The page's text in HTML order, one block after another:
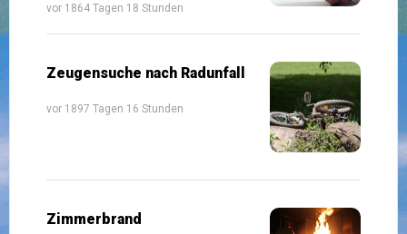
vor 1864 Tagen 18 Stunden
Zeugensuche nach Radunfall
vor 1897 Tagen 16 Stunden
Zimmerbrand